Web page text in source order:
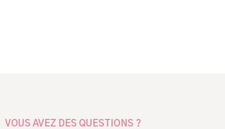
VOUS AVEZ DES QUESTIONS ?